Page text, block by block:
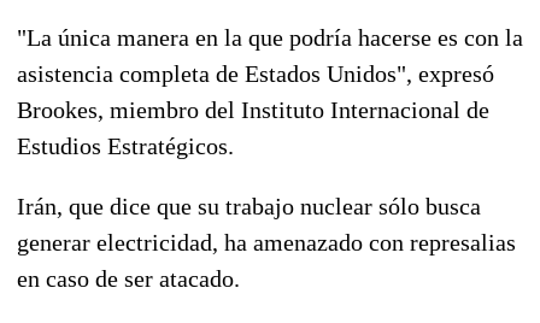
"La única manera en la que podría hacerse es con la
asistencia completa de Estados Unidos", expresó
Brookes, miembro del Instituto Internacional de
Estudios Estratégicos.
Irán, que dice que su trabajo nuclear sólo busca
generar electricidad, ha amenazado con represalias
en caso de ser atacado.